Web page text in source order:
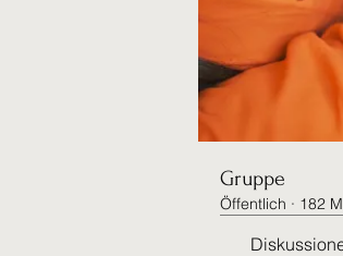
Gruppe
Öffentlich · 182